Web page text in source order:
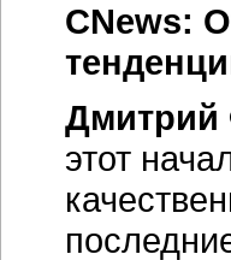
CNews:
этот